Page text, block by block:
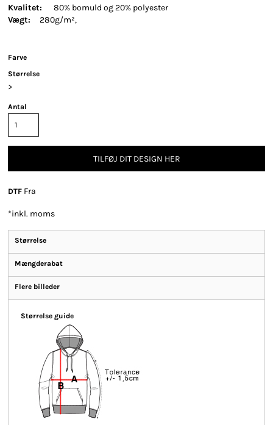
Kvalitet:
80% bomuld og 20% polyester
Vægt: 280g/m²,
Farve
Størrelse
>
Antal
TILFØJ DIT DESIGN HER
DTF Fra
*inkl. moms
Størrelse
Mængderabat
Flere billeder
Størrelse guide